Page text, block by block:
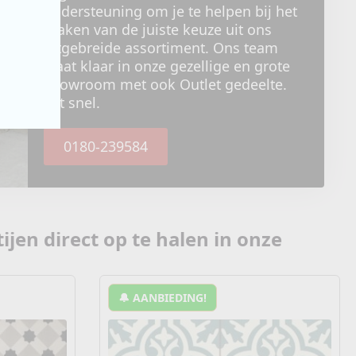
ondersteuning om je te helpen bij het
maken van de juiste keuze uit ons
uitgebreide assortiment. Ons team
staat klaar in onze gezellige en grote
showroom met ook Outlet gedeelte.
Tot snel.
0180-239584
direct op te halen in onze
🔔 AANBIEDING!